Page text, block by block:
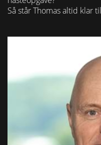
Så står Thomas altid klar